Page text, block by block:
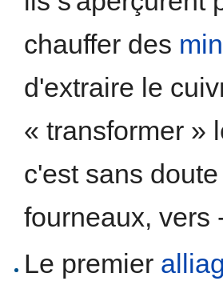
chauffer des
d'extraire le
« transformer »
c'est sans
fourneaux, vers
Le premier